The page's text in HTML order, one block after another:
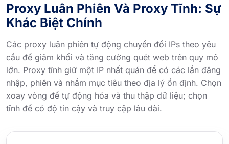
Proxy Luân Phiên Và Proxy Tĩnh: Sự
Khác Biệt Chính
Các proxy luân phiên tự động chuyển đổi IPs theo yêu
cầu để giảm khối và tăng cường quét web trên quy mô
lớn. Proxy tĩnh giữ một IP nhất quán để có các lần đăng
nhập, phiên và nhắm mục tiêu theo địa lý ổn định. Chọn
xoay vòng để tự động hóa và thu thập dữ liệu; chọn
tĩnh để có độ tin cậy và truy cập lâu dài.